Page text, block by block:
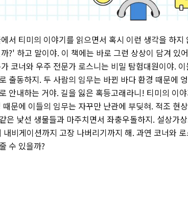
서 티미의 이야기를 읽으면서 혹시 이런 생각을 하
?' 하고 말이야. 이 책에는 바로 그런 상상이 담겨 있
코너와 우주 전문가 로스니는 비밀 탐험대원이야.
출동하지. 두 사람의 임무는 바뀐 바다 환경 때문에
안내하는 거야. 길을 잃은 혹등고래라니! 티미의 이
문에 이들의 임무는 자꾸만 난관에 부딪혀. 적조 현
은 낯선 생물들과 마주치면서 좌충우돌하지. 설상가
내비게이션까지 고장 나버리기까지 해. 과연 코너와
수 있을까?